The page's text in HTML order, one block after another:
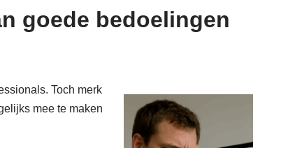
goede bedoelingen
Toch merk
mee te maken